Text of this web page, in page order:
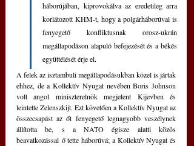
háborújában, kiprovokálva az eredetileg arra
korlátozott KHM-t, hogy a polgárháborúval is
fenyegető konfliktusnak orosz-ukrán
megállapodáson alapuló befejezését és a békés
együttélését érje el.
A felek az isztambuli megállapodásukban közel is jártak
ehhez, de a Kollektív Nyugat nevében Boris Johnson
volt angol miniszterelnök megjelent Kijevben és
leintette Zelenszkijt. Ezt követően a Kollektív Nyugat az
összecsapást az őt fenyegető legnagyobb veszélynek
állította be, s a NATO égisze alatti közös
beavatkozással ő tette háborúvá; a Kollektív Nyugat és